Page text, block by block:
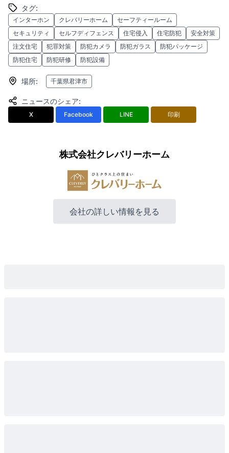
タグ:
インターホン クレバリーホーム
セーフティールーム
セキュリティ
セルフディフェンス 住宅侵入 住宅防犯
安全対策
注文住宅
犯罪対策 防犯カメラ 防犯ガラス
防犯パッケージ
防犯住宅
防犯研修 防犯設備
場所: 千葉県君津市
ニュースのシェア:
X Facebook LINE 印刷
株式会社クレバリーホーム
会社の詳しい情報を見る